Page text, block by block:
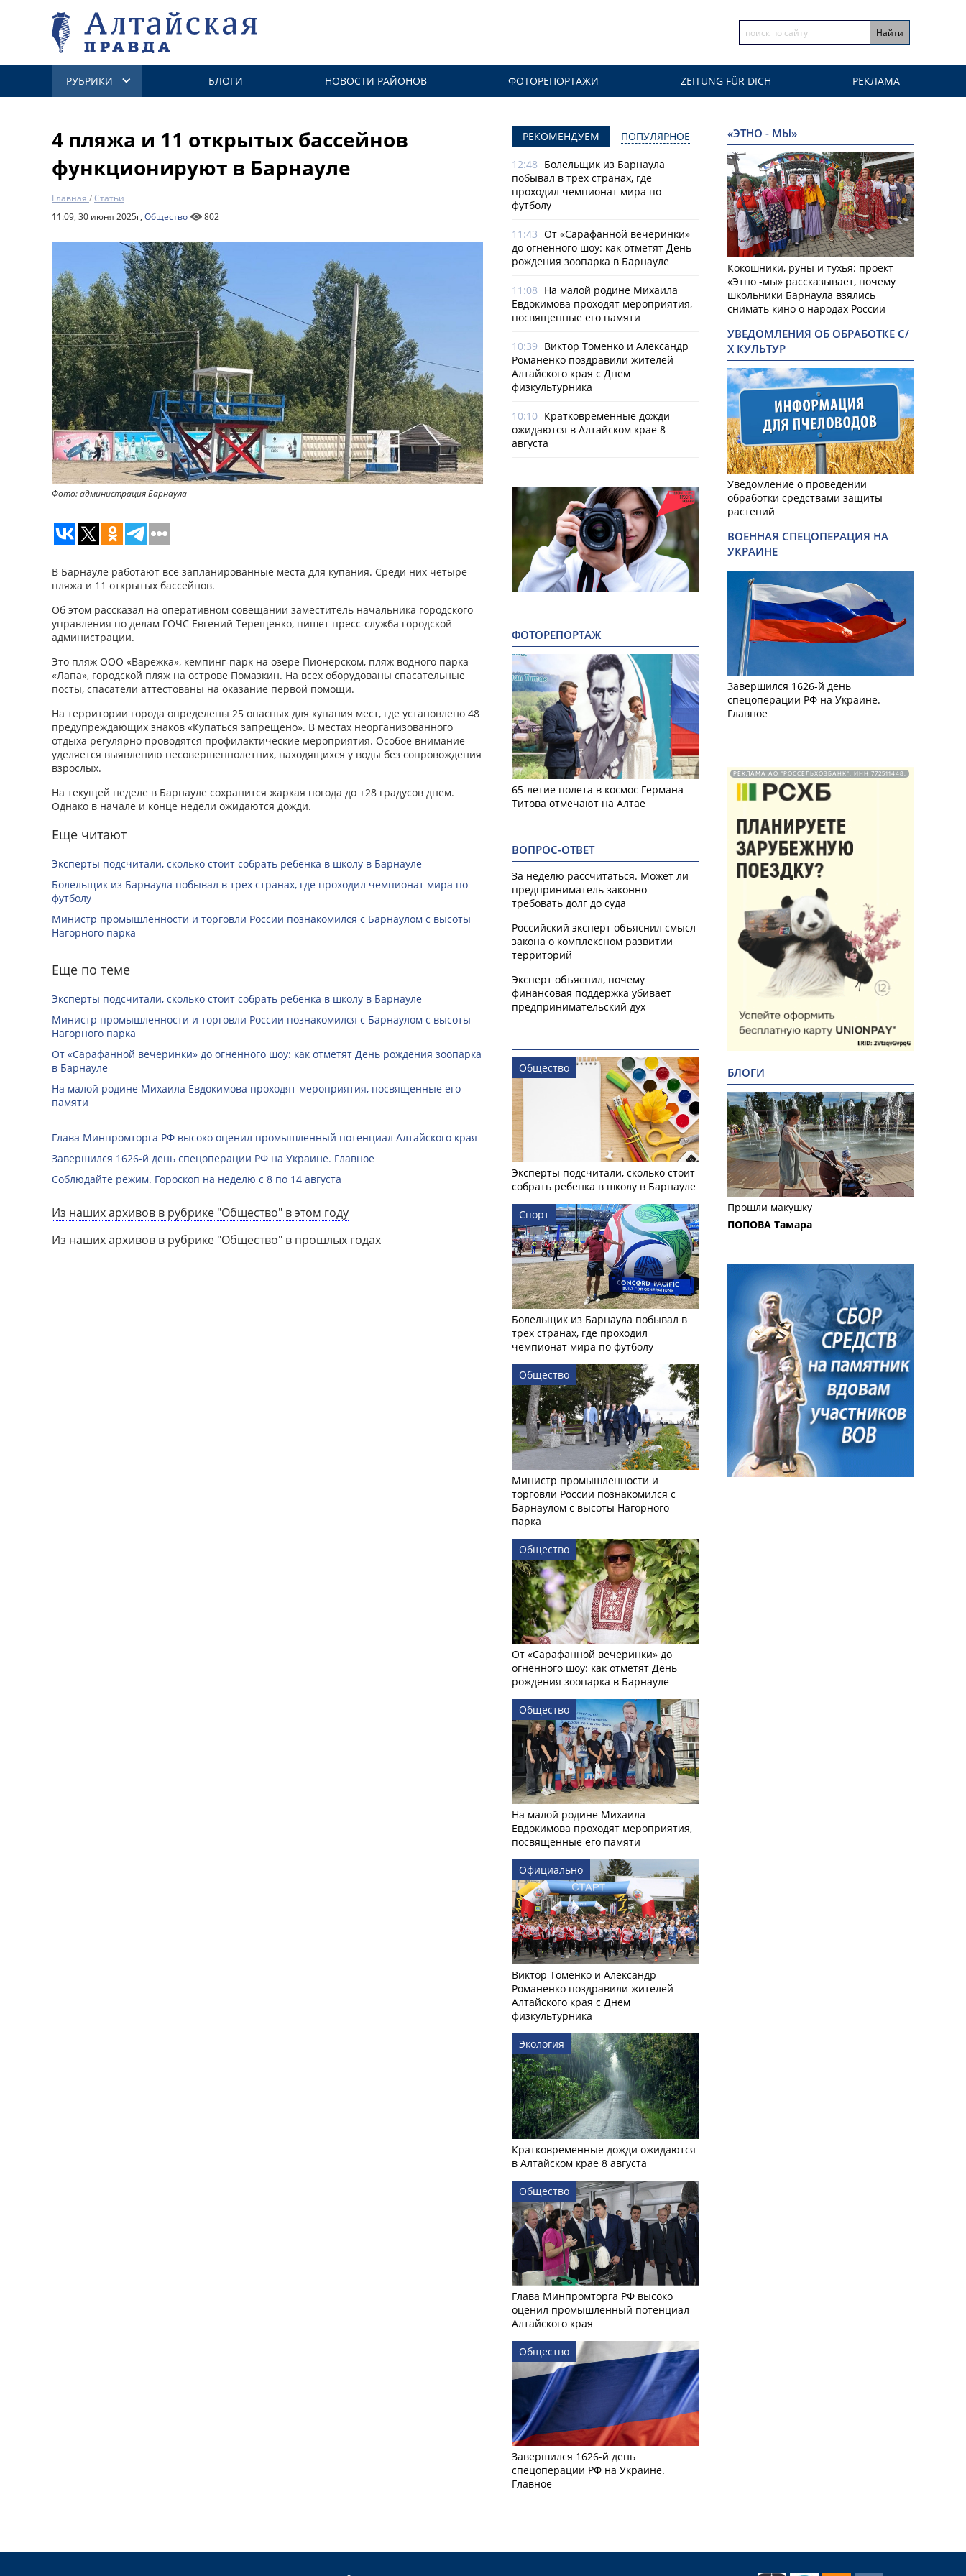
РУБРИКИ БЛОГИ НОВОСТИ РАЙОНОВ ФОТОРЕПОРТАЖИ ZEITUNG FÜR DICH РЕКЛАМА
4 пляжа и 11 открытых бассейнов
функционируют в Барнауле
Главная /Статьи
11:09, 30 июня 2025г, Общество 802
Фото: администрация Барнаула
В Барнауле работают все запланированные места для купания. Среди них четыре
пляжа и 11 открытых бассейнов.
Об этом рассказал на оперативном совещании заместитель начальника городского
управления по делам ГОЧС Евгений Терещенко, пишет пресс-служба городской
администрации.
Это пляж ООО «Варежка», кемпинг-парк на озере Пионерском, пляж водного парка
«Лапа», городской пляж на острове Помазкин. На всех оборудованы спасательные
посты, спасатели аттестованы на оказание первой помощи.
На территории города определены 25 опасных для купания мест, где установлено 48
предупреждающих знаков «Купаться запрещено». В местах неорганизованного
отдыха регулярно проводятся профилактические мероприятия. Особое внимание
уделяется выявлению несовершеннолетних, находящихся у воды без сопровождения
взрослых.
На текущей неделе в Барнауле сохранится жаркая погода до +28 градусов днем.
Однако в начале и конце недели ожидаются дожди.
Еще читают
Эксперты подсчитали, сколько стоит собрать ребенка в школу в Барнауле
Болельщик из Барнаула побывал в трех странах, где проходил чемпионат мира по
футболу
Министр промышленности и торговли России познакомился с Барнаулом с высоты
Нагорного парка
Еще по теме
Эксперты подсчитали, сколько стоит собрать ребенка в школу в Барнауле
Министр промышленности и торговли России познакомился с Барнаулом с высоты
Нагорного парка
От «Сарафанной вечеринки» до огненного шоу: как отметят День рождения зоопарка
в Барнауле
На малой родине Михаила Евдокимова проходят мероприятия, посвященные его
памяти
Глава Минпромторга РФ высоко оценил промышленный потенциал Алтайского края
Завершился 1626-й день спецоперации РФ на Украине. Главное
Соблюдайте режим. Гороскоп на неделю с 8 по 14 августа
Из наших архивов в рубрике "Общество" в этом году
Из наших архивов в рубрике "Общество" в прошлых годах
РЕКОМЕНДУЕМ ПОПУЛЯРНОЕ
12:48 Болельщик из Барнаула
побывал в трех странах, где
проходил чемпионат мира по
футболу
11:43 От «Сарафанной вечеринки»
до огненного шоу: как отметят День
рождения зоопарка в Барнауле
11:08 На малой родине Михаила
Евдокимова проходят мероприятия,
посвященные его памяти
10:39 Виктор Томенко и Александр
Романенко поздравили жителей
Алтайского края с Днем
физкультурника
10:10 Кратковременные дожди
ожидаются в Алтайском крае 8
августа
ФОТОРЕПОРТАЖ
65-летие полета в космос Германа
Титова отмечают на Алтае
ВОПРОС-ОТВЕТ
За неделю рассчитаться. Может ли
предприниматель законно
требовать долг до суда
Российский эксперт объяснил смысл
закона о комплексном развитии
территорий
Эксперт объяснил, почему
финансовая поддержка убивает
предпринимательский дух
Общество
Эксперты подсчитали, сколько стоит
собрать ребенка в школу в Барнауле
Спорт
Болельщик из Барнаула побывал в
трех странах, где проходил
чемпионат мира по футболу
Общество
Министр промышленности и
торговли России познакомился с
Барнаулом с высоты Нагорного
парка
Общество
От «Сарафанной вечеринки» до
огненного шоу: как отметят День
рождения зоопарка в Барнауле
Общество
На малой родине Михаила
Евдокимова проходят мероприятия,
посвященные его памяти
Официально
Виктор Томенко и Александр
Романенко поздравили жителей
Алтайского края с Днем
физкультурника
Экология
Кратковременные дожди ожидаются
в Алтайском крае 8 августа
Общество
Глава Минпромторга РФ высоко
оценил промышленный потенциал
Алтайского края
Общество
Завершился 1626-й день
спецоперации РФ на Украине.
Главное
«ЭТНО - МЫ»
Кокошники, руны и тухья: проект
«Этно -мы» рассказывает, почему
школьники Барнаула взялись
снимать кино о народах России
УВЕДОМЛЕНИЯ ОБ ОБРАБОТКЕ С/
Х КУЛЬТУР
Уведомление о проведении
обработки средствами защиты
растений
ВОЕННАЯ СПЕЦОПЕРАЦИЯ НА
УКРАИНЕ
Завершился 1626-й день
спецоперации РФ на Украине.
Главное
РЕКЛАМА АО "РОССЕЛЬХОЗБАНК". ИНН 772511448.
БЛОГИ
Прошли макушку
ПОПОВА Тамара